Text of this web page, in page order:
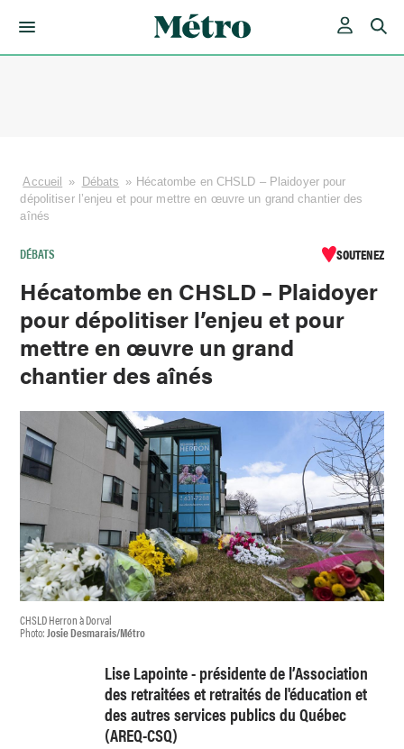
Accueil » Débats » Hécatombe en CHSLD – Plaidoyer pour
dépolitiser l’enjeu et pour mettre en œuvre un grand chantier des
aînés
DÉBATS SOUTENEZ
Hécatombe en CHSLD – Plaidoyer
pour dépolitiser l’enjeu et pour
mettre en œuvre un grand
chantier des aînés
CHSLD Herron à Dorval
Photo:Josie Desmarais/Métro
Lise Lapointe - présidente de l’Association
des retraitées et retraités de l'éducation et
des autres services publics du Québec
(AREQ-CSQ)